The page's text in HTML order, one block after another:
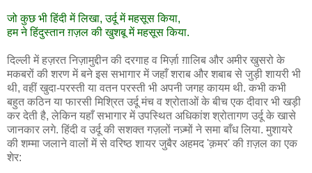
जो कुछ भी हिंदी में लिखा, उर्दू में महसूस किया,
हम ने हिंदुस्तान ग़ज़ल की खुशबू में महसूस किया.
दिल्ली में हज़रत निज़ामुद्दीन की दरगाह व मिर्ज़ा ग़ालिब और अमीर खुसरो के
मकबरों की शरण में बने इस सभागार में जहाँ शराब और शबाब से जुड़ी शायरी भी
थी, वहीं खुदा-परस्ती या वतन परस्ती भी अपनी जगह कायम थी. कभी कभी
बहुत कठिन या फारसी मिश्रित उर्दू मंच व श्रोताओं के बीच एक दीवार भी खड़ी
कर देती है, लेकिन यहाँ सभागार में उपस्थित अधिकांश श्रोतागण उर्दू के खासे
जानकार लगे. हिंदी व उर्दू की सशक्त गज़लों नज़्मों ने समा बाँध लिया. मुशायरे
की शम्मा जलाने वालों में से वरिष्ठ शायर जुबैर अहमद 'क़मर' की ग़ज़ल का एक
शेर: